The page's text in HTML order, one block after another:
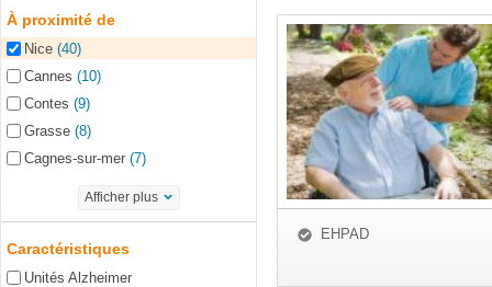
À proximité de
Nice (40)
Cannes (10)
Contes (9)
Grasse (8)
Cagnes-sur-mer (7)
Afficher plus
Caractéristiques
Unités Alzheimer
EHPAD